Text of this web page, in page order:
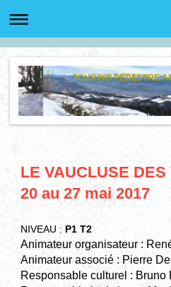
TOURING PEDESTRE
LE VAUCLUSE
20 au 27 mai 2017
NIVEAU : P1 T2
Animateur organisateur :
Animateur associé : Pierre
Responsable culturel : Bruno